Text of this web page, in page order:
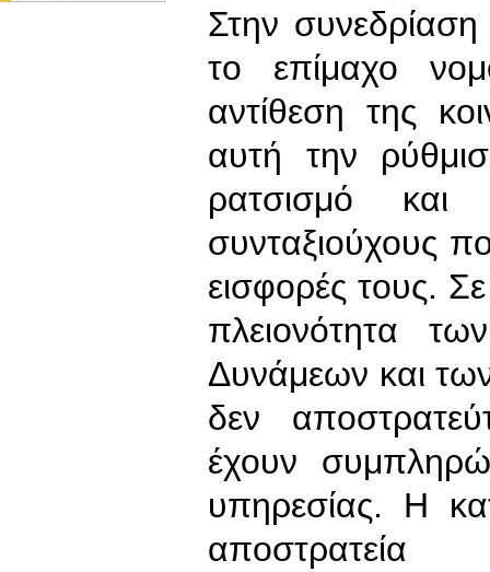
Στην
το επίμαχο
αντίθεση της
αυτή την
ρατσισμό
συνταξιούχους
εισφορές τους.
πλειονότητα
Δυνάμεων και
δεν
έχουν
υπηρεσίας. Η